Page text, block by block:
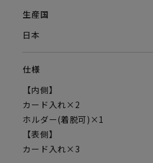
生産国
日本
仕様
【内側】
カード入れ×2
ホルダー(着脱可)×1
【表側】
カード入れ×3